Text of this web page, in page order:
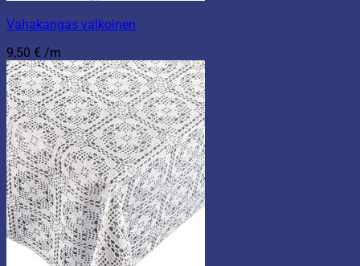
Vahakangas valkoinen
9,50 € /m